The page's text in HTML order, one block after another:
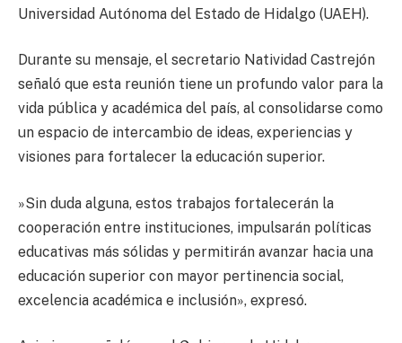
Universidad Autónoma del Estado de Hidalgo (UAEH).
Durante su mensaje, el secretario Natividad Castrejón
señaló que esta reunión tiene un profundo valor para la
vida pública y académica del país, al consolidarse como
un espacio de intercambio de ideas, experiencias y
visiones para fortalecer la educación superior.
​»Sin duda alguna, estos trabajos fortalecerán la
cooperación entre instituciones, impulsarán políticas
educativas más sólidas y permitirán avanzar hacia una
educación superior con mayor pertinencia social,
excelencia académica e inclusión», expresó.